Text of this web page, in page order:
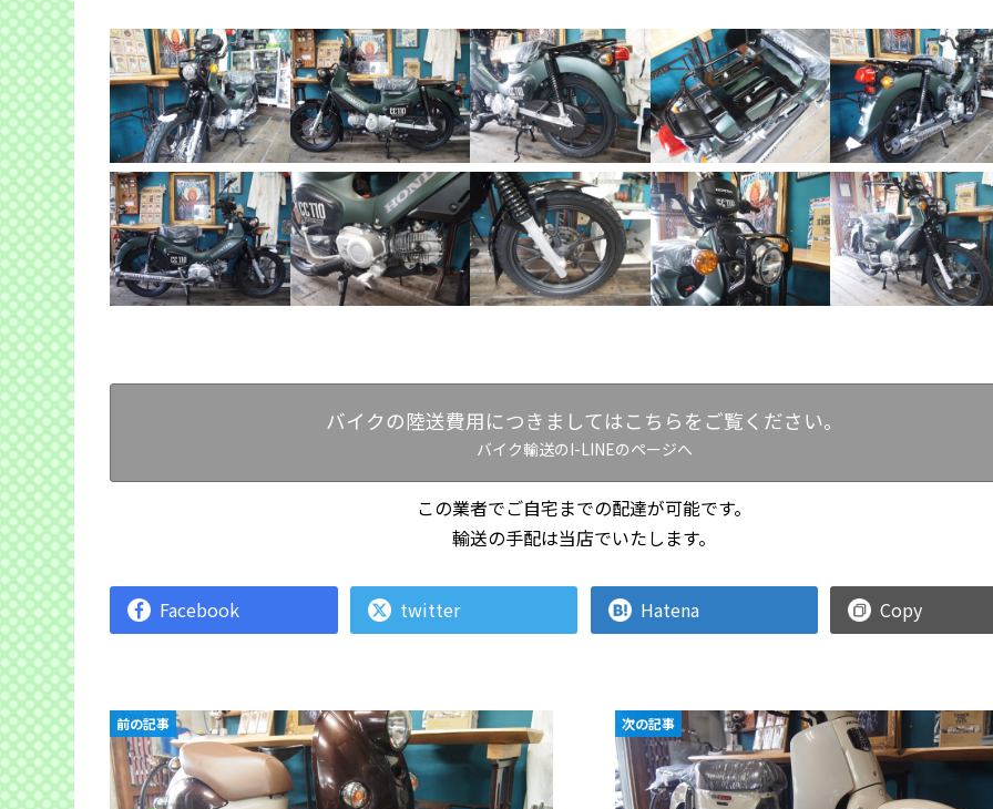
バイクの陸送費用につきましてはこちらをご覧ください。
バイク輸送のI-LINEのページへ
この業者でご自宅までの配達が可能です。
輸送の手配は当店でいたします。
Facebook twitter Hatena Copy
前の記事 次の記事